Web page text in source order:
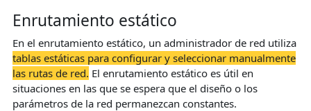
Enrutamiento estático
En el enrutamiento estático, un administrador de red utiliza
tablas estáticas para configurar y seleccionar manualmente
las rutas de red. El enrutamiento estático es útil en
situaciones en las que se espera que el diseño o los
parámetros de la red permanezcan constantes.